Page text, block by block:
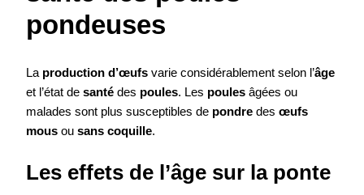
pondeuses
La production d’œufs varie considérablement selon l’âge
et l’état de santé des poules. Les poules âgées ou
malades sont plus susceptibles de pondre des œufs
mous ou sans coquille.
Les effets de l’âge sur la ponte